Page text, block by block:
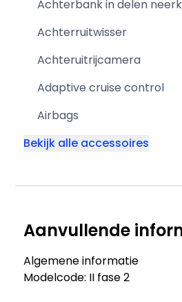
Achterbank in delen
Achterruitwisser
Achteruitrijcamera
Adaptive cruise control
Airbags
Bekijk alle accessoires
Aanvullende
Algemene informatie
Modelcode: II fase 2